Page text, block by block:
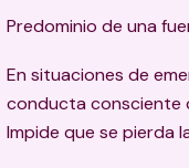
Predominio de una
En situaciones de
conducta consciente
Impide que se pierda